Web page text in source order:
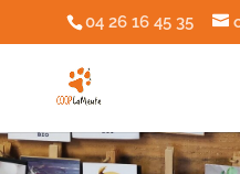
04 26 16 45 35